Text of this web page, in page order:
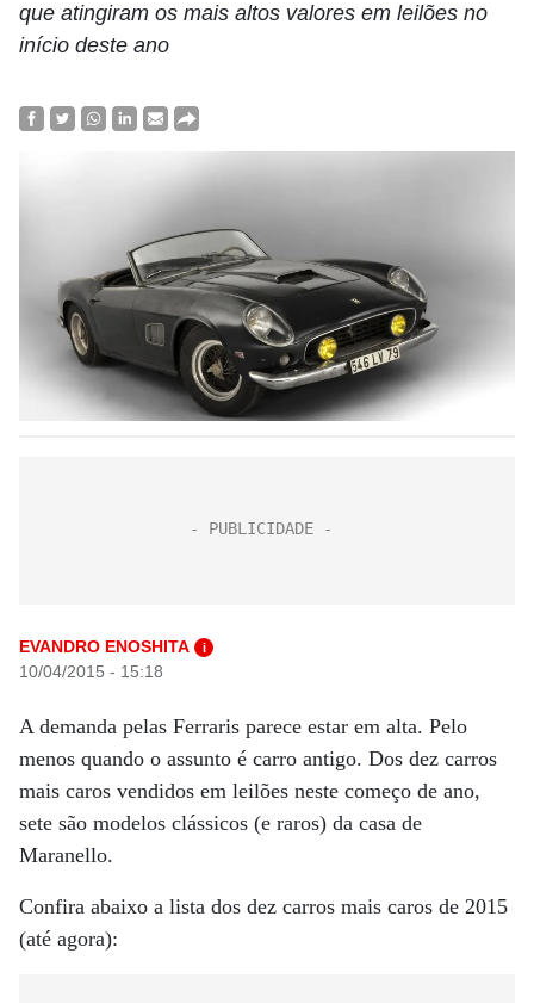
que atingiram os mais altos valores em leilões no
início deste ano
EVANDRO ENOSHITA i
10/04/2015 - 15:18
A demanda pelas Ferraris parece estar em alta. Pelo
menos quando o assunto é carro antigo. Dos dez carros
mais caros vendidos em leilões neste começo de ano,
sete são modelos clássicos (e raros) da casa de
Maranello.
Confira abaixo a lista dos dez carros mais caros de 2015
(até agora):